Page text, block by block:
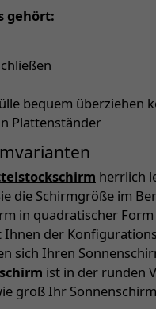
gehört:
bequem überziehen
Plattenständer
herrlich
die Schirmgröße im
in quadratischer
Ihnen der
sich Ihren
ist in der runden
groß Ihr